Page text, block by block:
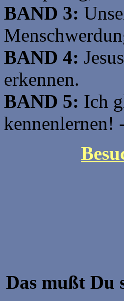
BAND 3:
BAND 4:
erkennen.
BAND 5: Ich
kennenlernen!
Das mußt Du